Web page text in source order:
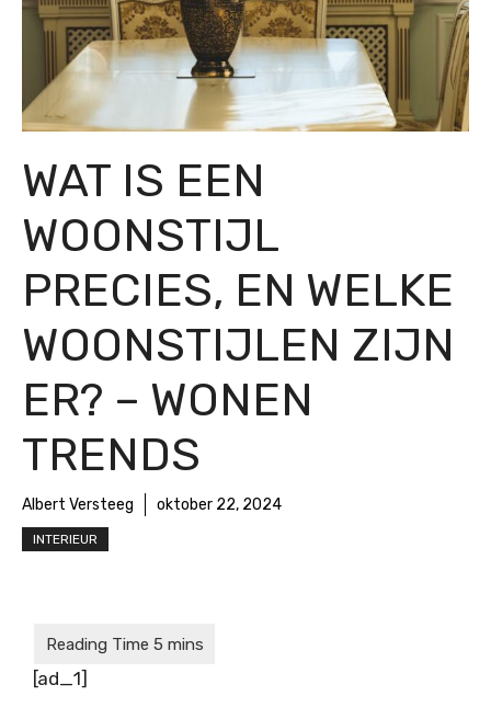
WAT IS EEN
WOONSTIJL
PRECIES, EN WELKE
WOONSTIJLEN ZIJN
ER? – WONEN
TRENDS
Albert Versteeg oktober 22, 2024
INTERIEUR
[ad_1]